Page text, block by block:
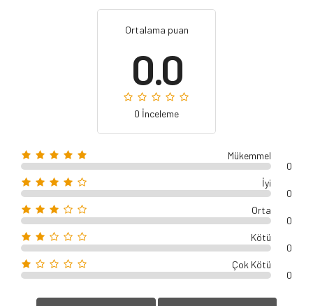
Ortalama puan
0.0
0 İnceleme
Mükemmel
0
İyi
0
Orta
0
Kötü
0
Çok Kötü
0